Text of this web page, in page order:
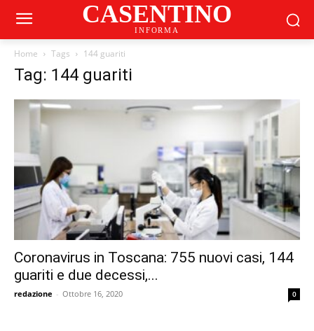
CASENTINO
INFORMA
Home Tags 144 guariti
Tag: 144 guariti
Coronavirus in Toscana: 755 nuovi casi, 144
guariti e due decessi,...
redazione - Ottobre 16, 2020 0